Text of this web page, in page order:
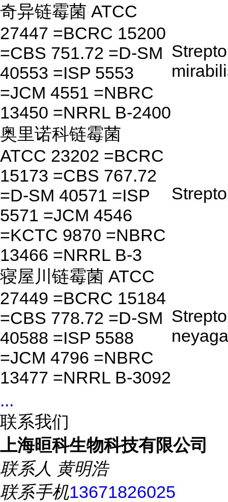
奇异链霉菌 ATCC
27447 =BCRC 15200
=CBS 751.72 =D-SM
40553 =ISP 5553
=JCM 4551 =NBRC
13450 =NRRL B-2400
奥里诺科链霉菌
ATCC 23202 =BCRC
15173 =CBS 767.72
=D-SM 40571 =ISP
5571 =JCM 4546
=KCTC 9870 =NBRC
13466 =NRRL B-3
寝屋川链霉菌 ATCC
27449 =BCRC 15184
=CBS 778.72 =D-SM
40588 =ISP 5588
=JCM 4796 =NBRC
13477 =NRRL B-3092
...
联系我们
上海晅科生物科技有限公司
联系人 黄明浩
联系手机13671826025